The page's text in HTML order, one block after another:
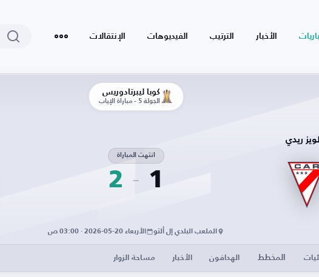
الأخبار الترتيب الفيديوهات الإنتقالات
كوبا ليبرتادوريس
الجولة 5 - مباراة الإياب
ريدي
1
انتهت المباراة
2
الملعب البلدي إل ألتو الأربعاء 20-05-2026 · 03:00 ص
المخطط الهدافون الأخبار مساحة الزوار